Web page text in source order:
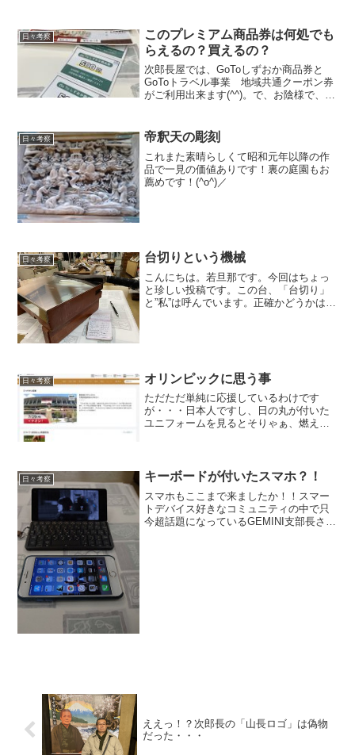
ましたが、私自身も「５０歳になって若
女...
日々考察
このプレミアム商品券は何処でも
らえるの？買えるの？
次郎長屋では、GoToしずおか商品券と
GoToトラベル事業 地域共通クーポン券
がご利用出来ます(^^)。で、お陰様で、こ
こ最近、ご近所のおばちゃんや、ご贔屓
頂いているお...
日々考察 帝釈天の彫刻
これまた素晴らしくて昭和元年以降の作
品で一見の価値ありです！裏の庭園もお
薦めです！(^o^)／
日々考察 台切りという機械
こんにちは。若旦那です。今回はちょっ
と珍しい投稿です。この台、「台切り」
と”私”は呼んでいます。正確かどうかはわ
日々考察 オリンピックに思う事
ただただ単純に応援しているわけです
が・・・日本人ですし、日の丸が付いた
ユニフォームを見るとそりゃぁ、燃えま
おりますが、時差の無い自国開...
日々考察 キーボードが付いたスマホ？！
スマホもここまで来ましたか！！スマー
トデバイス好きなコミュニティの中で只
今超話題になっているGEMINI支部長さん
ええっ！？次郎長の「山長ロゴ」は偽物
だった・・・